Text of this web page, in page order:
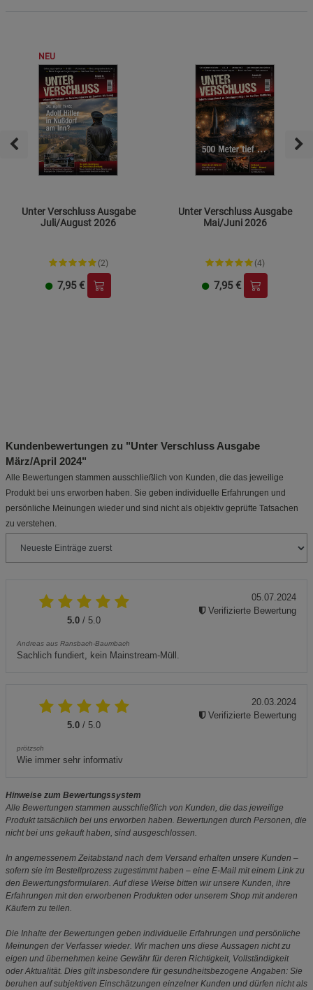
NEU
Unter Verschluss Ausgabe
Juli/August 2026
(2)
7,95 €
Unter Verschluss Ausgabe
Mai/Juni 2026
(4)
7,95 €
Kundenbewertungen zu "Unter Verschluss Ausgabe
März/April 2024"
Alle Bewertungen stammen ausschließlich von Kunden, die das jeweilige
Produkt bei uns erworben haben. Sie geben individuelle Erfahrungen und
persönliche Meinungen wieder und sind nicht als objektiv geprüfte Tatsachen
zu verstehen.
5.0 / 5.0
Andreas aus Ransbach-Baumbach
Sachlich fundiert, kein Mainstream-Müll.
05.07.2024
Verifizierte Bewertung
5.0 / 5.0
prötzsch
Wie immer sehr informativ
20.03.2024
Verifizierte Bewertung
Hinweise zum Bewertungssystem
Alle Bewertungen stammen ausschließlich von Kunden, die das jeweilige
Produkt tatsächlich bei uns erworben haben. Bewertungen durch Personen, die
nicht bei uns gekauft haben, sind ausgeschlossen.
In angemessenem Zeitabstand nach dem Versand erhalten unsere Kunden –
sofern sie im Bestellprozess zugestimmt haben – eine E-Mail mit einem Link zu
den Bewertungsformularen. Auf diese Weise bitten wir unsere Kunden, ihre
Erfahrungen mit den erworbenen Produkten oder unserem Shop mit anderen
Käufern zu teilen.
Die Inhalte der Bewertungen geben individuelle Erfahrungen und persönliche
Meinungen der Verfasser wieder. Wir machen uns diese Aussagen nicht zu
eigen und übernehmen keine Gewähr für deren Richtigkeit, Vollständigkeit
oder Aktualität. Dies gilt insbesondere für gesundheitsbezogene Angaben: Sie
beruhen auf subjektiven Einschätzungen einzelner Kunden und dürfen nicht als